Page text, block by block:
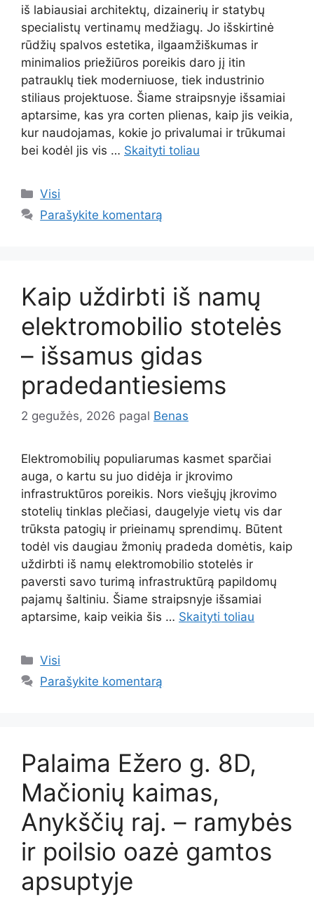
iš labiausiai architektų, dizainerių ir statybų
specialistų vertinamų medžiagų. Jo išskirtinė
rūdžių spalvos estetika, ilgaamžiškumas ir
minimalios priežiūros poreikis daro jį itin
patrauklų tiek moderniuose, tiek industrinio
stiliaus projektuose. Šiame straipsnyje išsamiai
aptarsime, kas yra corten plienas, kaip jis veikia,
kur naudojamas, kokie jo privalumai ir trūkumai
bei kodėl jis vis … Skaityti toliau
Kategorijos
Visi
Parašykite komentarą
Kaip uždirbti iš namų
elektromobilio stotelės
– išsamus gidas
pradedantiesiems
2 gegužės, 2026 pagal Benas
Elektromobilių populiarumas kasmet sparčiai
auga, o kartu su juo didėja ir įkrovimo
infrastruktūros poreikis. Nors viešųjų įkrovimo
stotelių tinklas plečiasi, daugelyje vietų vis dar
trūksta patogių ir prieinamų sprendimų. Būtent
todėl vis daugiau žmonių pradeda domėtis, kaip
uždirbti iš namų elektromobilio stotelės ir
paversti savo turimą infrastruktūrą papildomų
pajamų šaltiniu. Šiame straipsnyje išsamiai
aptarsime, kaip veikia šis … Skaityti toliau
Kategorijos
Visi
Parašykite komentarą
Palaima Ežero g. 8D,
Mačionių kaimas,
Anykščių raj. – ramybės
ir poilsio oazė gamtos
apsuptyje